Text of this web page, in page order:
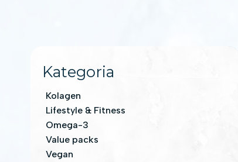
Kategoria
Kolagen
Lifestyle & Fitness
Omega-3
Value packs
Vegan